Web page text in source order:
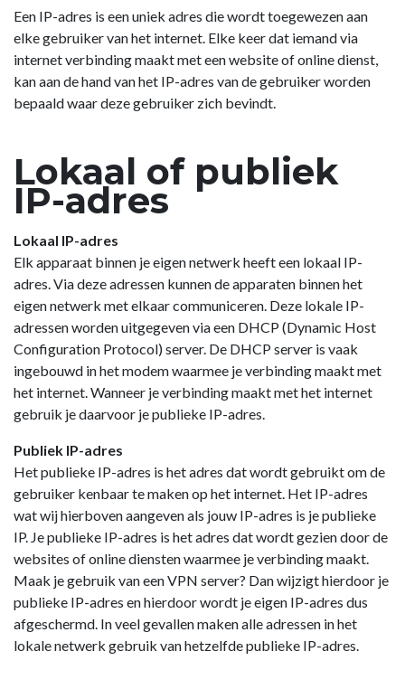
Een IP-adres is een uniek adres die wordt toegewezen aan
elke gebruiker van het internet. Elke keer dat iemand via
internet verbinding maakt met een website of online dienst,
kan aan de hand van het IP-adres van de gebruiker worden
bepaald waar deze gebruiker zich bevindt.
Lokaal of publiek
IP-adres
Lokaal IP-adres
Elk apparaat binnen je eigen netwerk heeft een lokaal IP-
adres. Via deze adressen kunnen de apparaten binnen het
eigen netwerk met elkaar communiceren. Deze lokale IP-
adressen worden uitgegeven via een DHCP (Dynamic Host
Configuration Protocol) server. De DHCP server is vaak
ingebouwd in het modem waarmee je verbinding maakt met
het internet. Wanneer je verbinding maakt met het internet
gebruik je daarvoor je publieke IP-adres.
Publiek IP-adres
Het publieke IP-adres is het adres dat wordt gebruikt om de
gebruiker kenbaar te maken op het internet. Het IP-adres
wat wij hierboven aangeven als jouw IP-adres is je publieke
IP. Je publieke IP-adres is het adres dat wordt gezien door de
websites of online diensten waarmee je verbinding maakt.
Maak je gebruik van een VPN server? Dan wijzigt hierdoor je
publieke IP-adres en hierdoor wordt je eigen IP-adres dus
afgeschermd. In veel gevallen maken alle adressen in het
lokale netwerk gebruik van hetzelfde publieke IP-adres.